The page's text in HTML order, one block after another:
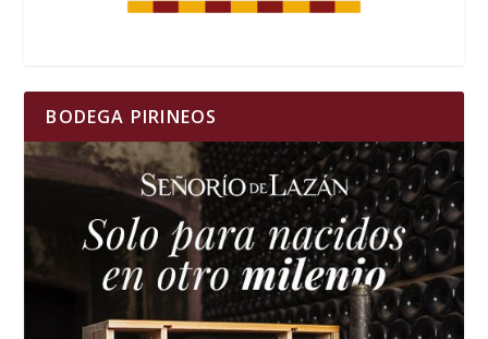
BODEGA PIRINEOS